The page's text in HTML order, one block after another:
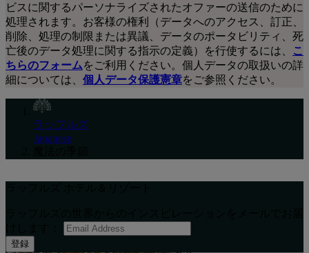
ビスに関するパーソナライズされたオファーの送信のために
処理されます。お客様の権利（データへのアクセス、訂正、
削除、処理の制限または異議、データのポータビリティ、死
亡後のデータ処理に関する指示の定義）を行使するには、
こ
ちらのフォームをご利用ください。個人データの取扱いの詳
細については、 個人データ保護憲章をご参照ください。
ラッフルズ
Japanese
登録